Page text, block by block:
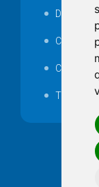
Catalogo
Telefones